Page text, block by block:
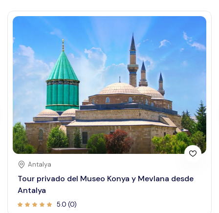
Antalya
Tour privado del Museo Konya y Mevlana desde
Antalya
5.0 (0)